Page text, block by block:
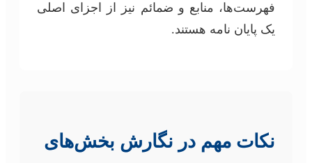
فهرست‌ها، منابع و ضمائم نیز از اجزای اصلی
یک پایان نامه هستند.
نکات مهم در نگارش بخش‌های